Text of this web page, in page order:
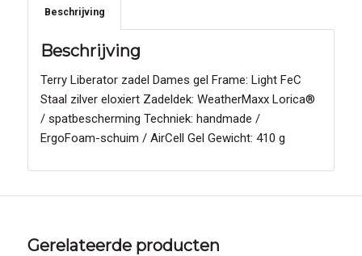
Beschrijving
Beschrijving
Terry Liberator zadel Dames gel Frame: Light FeC
Staal zilver eloxiert Zadeldek: WeatherMaxx Lorica®
/ spatbescherming Techniek: handmade /
ErgoFoam-schuim / AirCell Gel Gewicht: 410 g
Gerelateerde producten